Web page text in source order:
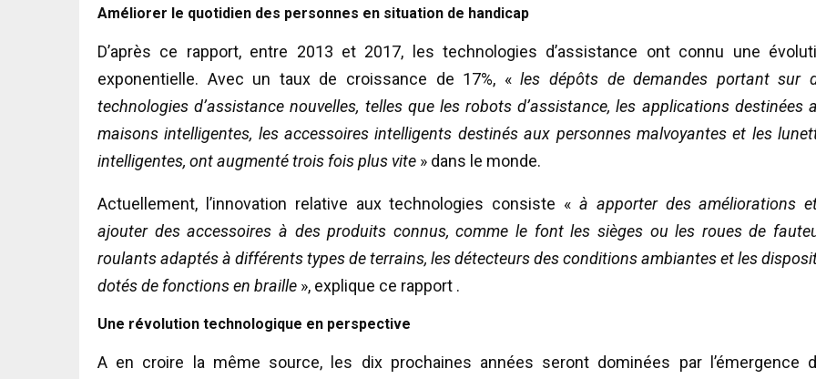
Améliorer le quotidien des personnes en situation de handicap
D’après ce rapport, entre 2013 et 2017, les technologies d’assistance ont connu une
exponentielle. Avec un taux de croissance de 17%, «les dépôts de demandes portant sur
technologies d’assistance nouvelles, telles que les robots d’assistance, les applications destinées
maisons intelligentes, les accessoires intelligents destinés aux personnes malvoyantes et les
intelligentes, ont augmenté trois fois plus vite » dans le monde.
Actuellement, l’innovation relative aux technologies consiste « à apporter des améliorations
ajouter des accessoires à des produits connus, comme le font les sièges ou les roues de
roulants adaptés à différents types de terrains, les détecteurs des conditions ambiantes et les
dotés de fonctions en braille », explique ce rapport .
Une révolution technologique en perspective
A en croire la même source, les dix prochaines années seront dominées par l’émergence